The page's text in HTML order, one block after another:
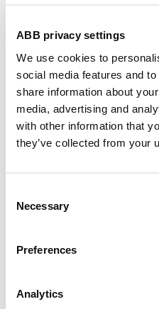
ABB privacy settings
We use cookies to
social media features and
share information about
media, advertising and
with other information that
they’ve collected from your
Selection
Necessary
Preferences
Analytics
Niet
compact
2NO
S2C-H6-
M